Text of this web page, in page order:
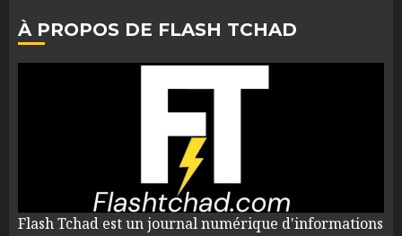
À PROPOS DE FLASH TCHAD
Flash Tchad est un journal numérique d'informations